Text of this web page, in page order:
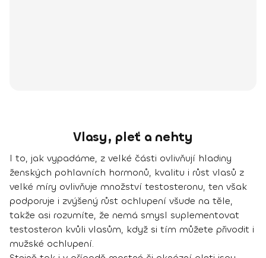
Vlasy, pleť a nehty
I to, jak vypadáme, z velké části ovlivňují hladiny
ženských pohlavních hormonů, kvalitu i růst vlasů z
velké míry ovlivňuje množství testosteronu, ten však
podporuje i zvýšený růst ochlupení všude na těle,
takže asi rozumíte, že nemá smysl suplementovat
testosteron kvůli vlasům, když si tím můžete přivodit i
mužské ochlupení.